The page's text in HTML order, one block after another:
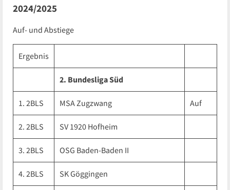
2024/2025
Auf- und Abstiege
Ergebnis
2. Bundesliga Süd
1. 2BLS MSA Zugzwang Auf
2. 2BLS SV 1920 Hofheim
3. 2BLS OSG Baden-Baden II
4. 2BLS SK Göggingen